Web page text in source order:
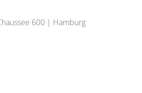
600 | Hamburg